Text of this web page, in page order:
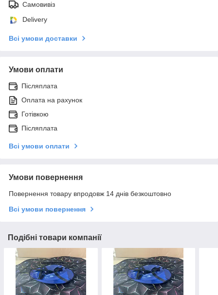
Самовивіз
Delivery
Всі умови доставки
Умови оплати
Післяплата
Оплата на рахунок
Готівкою
Післяплата
Всі умови оплати
Умови повернення
Повернення товару впродовж 14 днів безкоштовно
Всі умови повернення
Подібні товари компанії